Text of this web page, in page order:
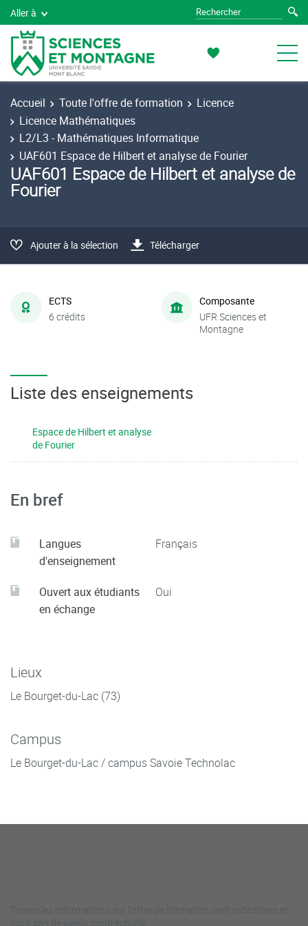
Aller à
Accueil Toute l'offre de formation
Licence
Licence Mathématiques
L2/L3 - Mathématiques Informatique
UAF601 Espace de Hilbert et analyse de Fourier
UAF601 Espace de Hilbert et analyse de
Fourier
Ajouter à la sélection Télécharger
ECTS
6 crédits
Composante
UFR Sciences et
Montagne
Liste des enseignements
Espace de Hilbert et analyse
de Fourier
En bref
Langues
d'enseignement
Français
Ouvert aux étudiants
en échange
Oui
Lieux
Le Bourget-du-Lac (73)
Campus
Le Bourget-du-Lac / campus Savoie Technolac
Toutes les informations sur l'offre de formation sont indicatives et
n'ont pas de valeur contractuelle.